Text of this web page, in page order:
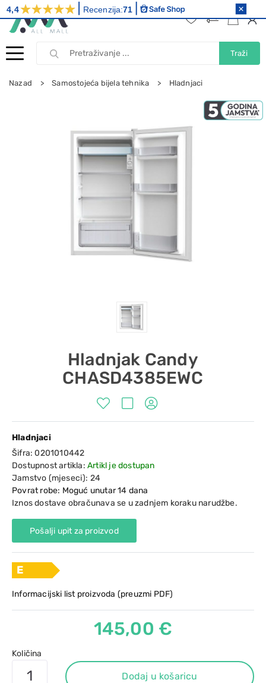
Traži
Nazad Samostojeća bijela tehnika Hladnjaci
Hladnjak Candy
CHASD4385EWC
Hladnjaci
Šifra:0201010442
Dostupnost artikla: Artikl je dostupan
Jamstvo (mjeseci): 24
Povrat robe: Moguć unutar 14 dana
Iznos dostave obračunava se u zadnjem koraku narudžbe.
Pošalji upit za proizvod
E
Informacijski list proizvoda (preuzmi PDF)
145,00 €
Količina
Dodaj u košaricu
4,4 Recenzija:71